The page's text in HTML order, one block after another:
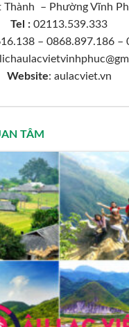
Thành – Phường Vĩnh
Tel : 02113.539.333
– 0868.897.186 –
Website: aulacviet.vn
TÂM